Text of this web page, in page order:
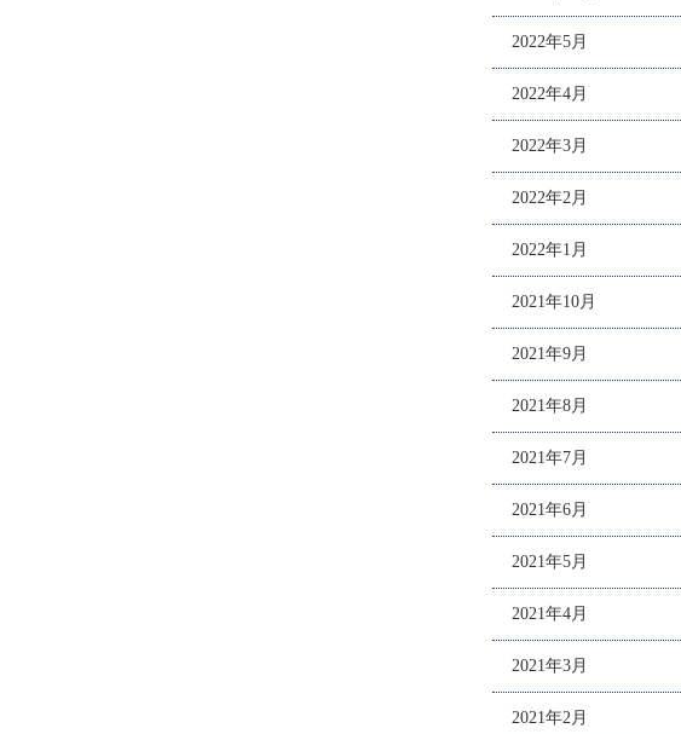
2022年5月
2022年4月
2022年3月
2022年2月
2022年1月
2021年10月
2021年9月
2021年8月
2021年7月
2021年6月
2021年5月
2021年4月
2021年3月
2021年2月